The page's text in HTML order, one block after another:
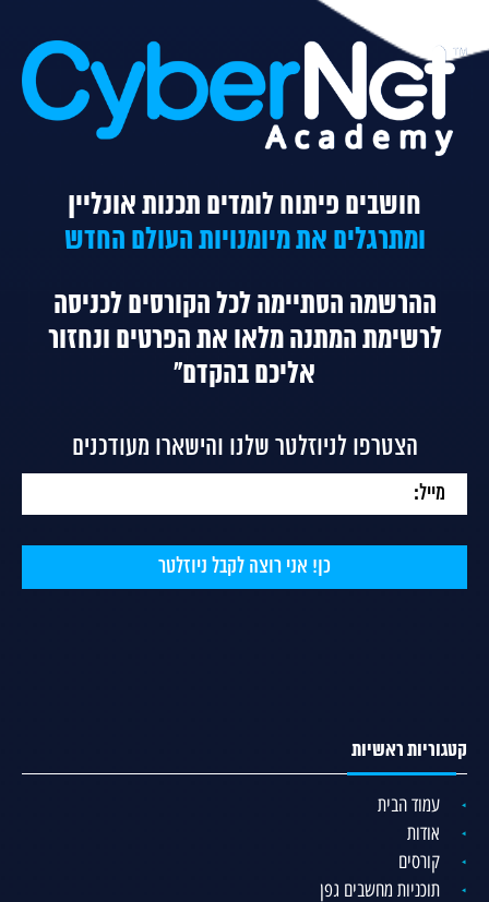
חושבים פיתוח לומדים תכנות אונליין
ומתרגלים את מיומנויות העולם החדש
ההרשמה הסתיימה לכל הקורסיםלכניסה
לרשימת המתנה מלאו את הפרטים ונחזור
אליכם בהקדם"
הצטרפו לניוזלטר שלנו והישארו מעודכנים
קטגוריות ראשיות
עמוד הבית
אודות
קורסים
תוכניות מחשבים גפן